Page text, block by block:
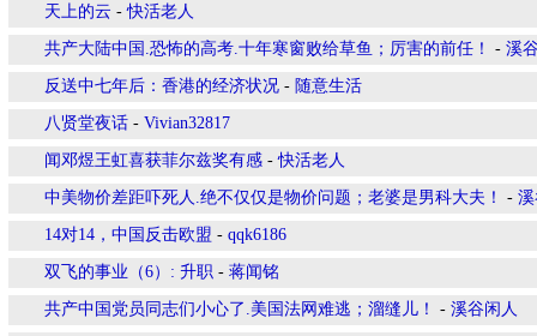
天上的云 -快活老人
共产大陆中国.恐怖的高考.十年寒窗败给草鱼；厉害的前任！ - 溪
反送中七年后：香港的经济状况 - 随意生活
八贤堂夜话 - Vivian32817
闻邓煜王虹喜获菲尔兹奖有感 -快活老人
中美物价差距吓死人.绝不仅仅是物价问题；老婆是男科大夫！ -
14对14，中国反击欧盟 - qqk6186
双飞的事业（6）: 升职 - 蒋闻铭
共产中国党员同志们小心了.美国法网难逃；溜缝儿！ - 溪谷闲人